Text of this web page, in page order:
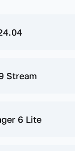
Stream
6 Lite